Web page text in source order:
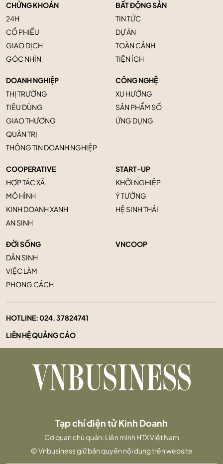
CHỨNG KHOÁN
24H
CỔ PHIẾU
GIAO DỊCH
GÓC NHÌN
BẤT ĐỘNG SẢN
TIN TỨC
DỰ ÁN
TOÀN CẢNH
TIỆN ÍCH
DOANH NGHIỆP
THỊ TRƯỜNG
TIÊU DÙNG
GIAO THƯƠNG
QUẢN TRỊ
THÔNG TIN DOANH NGHIỆP
CÔNG NGHỆ
XU HƯỚNG
SẢN PHẨM SỐ
ỨNG DỤNG
COOPERATIVE
HỢP TÁC XÃ
MÔ HÌNH
KINH DOANH XANH
AN SINH
START-UP
KHỞI NGHIỆP
Ý TƯỞNG
HỆ SINH THÁI
ĐỜI SỐNG
DÂN SINH
VIỆC LÀM
PHONG CÁCH
VNCOOP
HOTLINE:024. 37824741
LIÊN HỆ QUẢNG CÁO
Tạp chí điện tử Kinh Doanh
Cơ quan chủ quản: Liên minh HTX Việt Nam
© Vnbusiness giữ bản quyền nội dung trên website